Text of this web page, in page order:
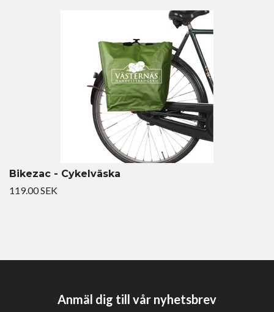
Bikezac - Cykelväska
119.00 SEK
Anmäl dig till vår nyhetsbrev